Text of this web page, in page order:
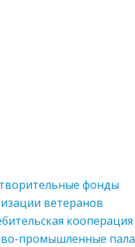
фонды
ветеранов
кооперация
промышленные